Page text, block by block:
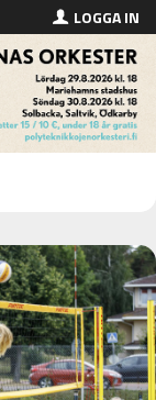
LOGGA IN